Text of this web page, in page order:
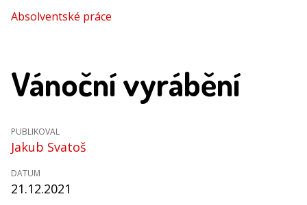
Absolventské práce
Vánoční vyrábění
PUBLIKOVAL
Jakub Svatoš
DATUM
21.12.2021